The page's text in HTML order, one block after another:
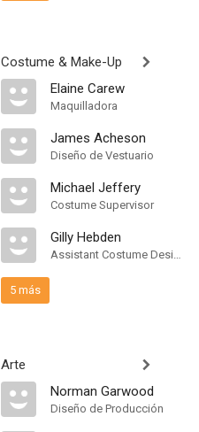
Costume & Make-Up
Elaine Carew
Maquilladora
James Acheson
Diseño de Vestuario
Michael Jeffery
Costume Supervisor
Gilly Hebden
Assistant Costume Designer
5 más
Arte
Norman Garwood
Diseño de Producción